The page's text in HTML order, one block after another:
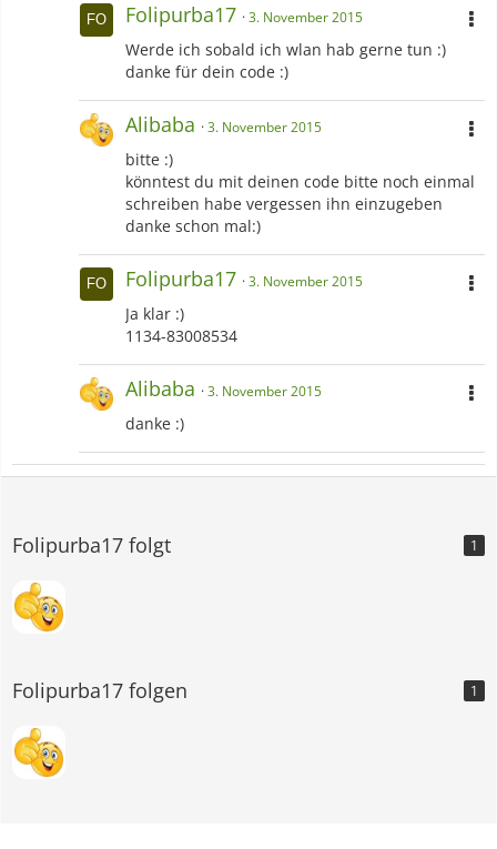
Folipurba17 3. November 2015
Werde ich sobald ich wlan hab gerne tun :)
danke für dein code :)
Alibaba 3. November 2015
bitte :)
könntest du mit deinen code bitte noch einmal
schreiben habe vergessen ihn einzugeben
danke schon mal:)
Folipurba17 3. November 2015
Ja klar :)
1134-83008534
Alibaba 3. November 2015
danke :)
Folipurba17 folgt 1
Folipurba17 folgen 1